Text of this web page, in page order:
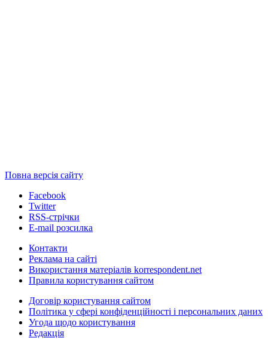
Повна версія сайту
Facebook
Twitter
RSS-стрічки
E-mail розсилка
Контакти
Реклама на сайті
Використання матеріалів korrespondent.net
Правила користування сайтом
Договір користування сайтом
Політика у сфері конфіденційності і персональних даних
Угода щодо користування
Редакція